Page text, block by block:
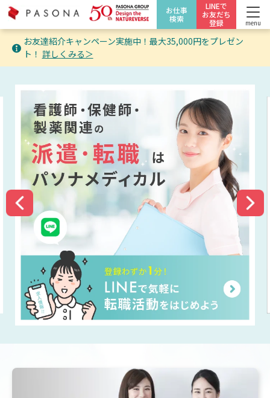
お仕事
検索
LINEで
お友だち
登録
menu
お友達紹介キャンペーン実施中！最大35,000円をプレゼン
ト！ 詳しくみる＞